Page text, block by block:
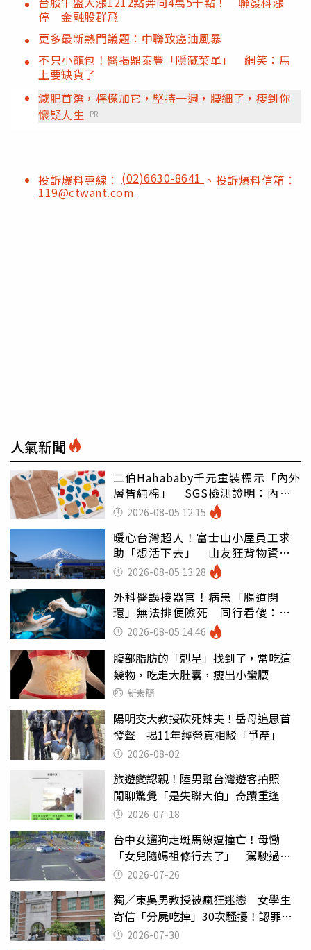
停 金融股群飛
更多最新熱門議題：中聯致癌油風暴
不只小籠包！醫揭鼎泰豐「隱藏菜單」 網笑：馬
上要缺貨了
減肥首選，檸檬加它，堅持一週，腰細了，瘦到你
懷疑人生 PR
投訴爆料專線： (02)6630-8641 、投訴爆料信箱：
119@ctwant.com
人氣新聞
二伯Hahababy千元童裝標示「內外
層皆純棉」 SGS檢測證明：內裡
100%聚酯纖維
2026-08-05 12:15
暖心台灣超人！富士山小屋員工求
助「想活下去」 山友狂背物資上
山：台灣真的是寶島
2026-08-05 13:28
外科醫誤接器官！病患「腸道閉
環」無法排便險死 同行看傻：糟
糕至極
2026-08-05 14:46
腹部脂肪的「剋星」找到了，常吃這
幾物，吃走大肚囊，瘦出小蠻腰
新素簡
陽明交大教授砍死妹夫！岳母追思首
發聲 揭11年經營真相駁「爭產」
2026-08-02
旅遊變認親！陸男幫台灣遊客拍照
閒聊驚覺「是失聯大伯」奇蹟重逢
2026-07-18
台中女遛狗走斑馬線遭撞亡！母慟
「女兒隨媽祖修行去了」 駕駛過失
致死判9月
2026-07-26
獨／東吳男教授被瘋狂迷戀 女學生
寄信「分屍吃掉」30次騷擾！認罪免
關 2026-07-30